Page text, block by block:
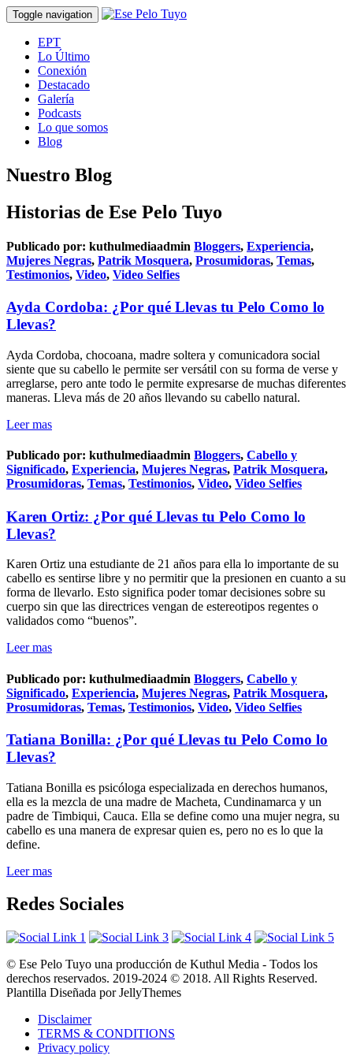
Toggle navigation
EPT
Lo Último
Conexión
Destacado
Galería
Podcasts
Lo que somos
Blog
Nuestro Blog
Historias de Ese Pelo Tuyo
Publicado por: kuthulmediaadmin Bloggers, Experiencia,
Mujeres Negras, Patrik Mosquera, Prosumidoras, Temas,
Testimonios, Video, Video Selfies
Ayda Cordoba: ¿Por qué Llevas tu Pelo Como lo
Llevas?
Ayda Cordoba, chocoana, madre soltera y comunicadora social
siente que su cabello le permite ser versátil con su forma de verse y
arreglarse, pero ante todo le permite expresarse de muchas diferentes
maneras. Lleva más de 20 años llevando su cabello natural.
Leer mas
Publicado por: kuthulmediaadmin Bloggers, Cabello y
Significado, Experiencia, Mujeres Negras, Patrik Mosquera,
Prosumidoras, Temas, Testimonios, Video, Video Selfies
Karen Ortiz: ¿Por qué Llevas tu Pelo Como lo
Llevas?
Karen Ortiz una estudiante de 21 años para ella lo importante de su
cabello es sentirse libre y no permitir que la presionen en cuanto a su
forma de llevarlo. Esto significa poder tomar decisiones sobre su
cuerpo sin que las directrices vengan de estereotipos regentes o
validados como “buenos”.
Leer mas
Publicado por: kuthulmediaadmin Bloggers, Cabello y
Significado, Experiencia, Mujeres Negras, Patrik Mosquera,
Prosumidoras, Temas, Testimonios, Video, Video Selfies
Tatiana Bonilla: ¿Por qué Llevas tu Pelo Como lo
Llevas?
Tatiana Bonilla es psicóloga especializada en derechos humanos,
ella es la mezcla de una madre de Macheta, Cundinamarca y un
padre de Timbiqui, Cauca. Ella se define como una mujer negra, su
cabello es una manera de expresar quien es, pero no es lo que la
define.
Leer mas
Redes Sociales
© Ese Pelo Tuyo una producción de Kuthul Media - Todos los
derechos reservados. 2019-2024 © 2018. All Rights Reserved.
Plantilla Diseñada por JellyThemes
Disclaimer
TERMS & CONDITIONS
Privacy policy